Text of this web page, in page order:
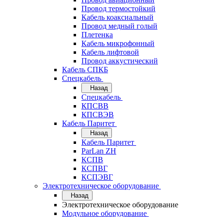
Провод термостойкий
Кабель коаксиальный
Провод медный голый
Плетенка
Кабель микрофонный
Кабель лифтовой
Провод аккустический
Кабель СПКБ
Спецкабель
Назад
Спецкабель
КПСВВ
КПСВЭВ
Кабель Паритет
Назад
Кабель Паритет
ParLan ZH
КСПВ
КСПВГ
КСПЭВГ
Электротехническое оборудование
Назад
Электротехническое оборудование
Модульное оборудование